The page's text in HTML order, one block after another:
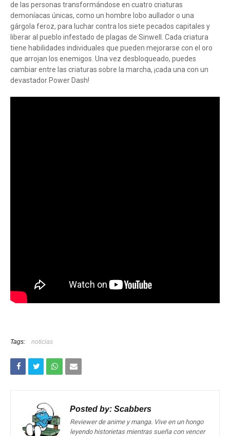
de las personas transformándose en cuatro criaturas
demoníacas únicas, como un hombre lobo aullador o una
gárgola feroz, para luchar contra los siete pecados capitales y
liberar al pueblo infestado de plagas de Sinwell. Cada criatura
tiene habilidades individuales que pueden mejorarse con el oro
que arrojan los enemigos. Una vez desbloqueado, puedes
cambiar entre las criaturas sobre la marcha, ¡cada una con un
devastador Power Dash!
Tags: noticias
Posted by: Scabbers
Reviewer de anime y manga. Vive en un hongo
leyendo historietas mientras sueña con vencer